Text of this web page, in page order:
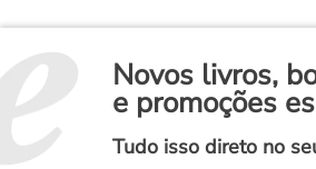
Novos livros,
e promoções
Tudo isso direto no